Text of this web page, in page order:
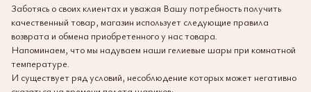
Заботясь о своих клиентах и уважая Вашу потребность получить
качественный товар, магазин использует следующие правила
возврата и обмена приобретенного у нас товара.
Напоминаем, что мы надуваем наши гелиевые шары при комнатной
температуре.
И существует ряд условий, несоблюдение которых может негативно